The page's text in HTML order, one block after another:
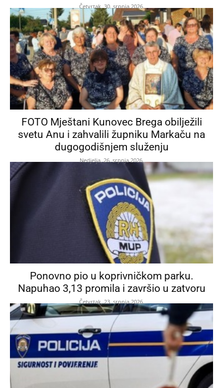
Četvrtak, 30. srpnja 2026.
FOTO Mještani Kunovec Brega obilježili
svetu Anu i zahvalili župniku Markaču na
dugogodišnjem služenju
Nedjelja, 26. srpnja 2026.
Ponovno pio u koprivničkom parku.
Napuhao 3,13 promila i završio u zatvoru
Četvrtak, 23. srpnja 2026.